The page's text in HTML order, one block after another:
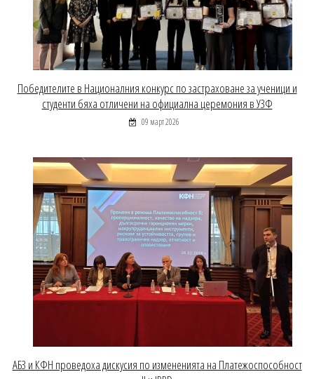
Победителите в Националния конкурс по застраховане за ученици и
студенти бяха отличени на официална церемония в УЗФ
09 март 2026
АБЗ и КФН проведоха дискусия по измененията на Платежоспособност